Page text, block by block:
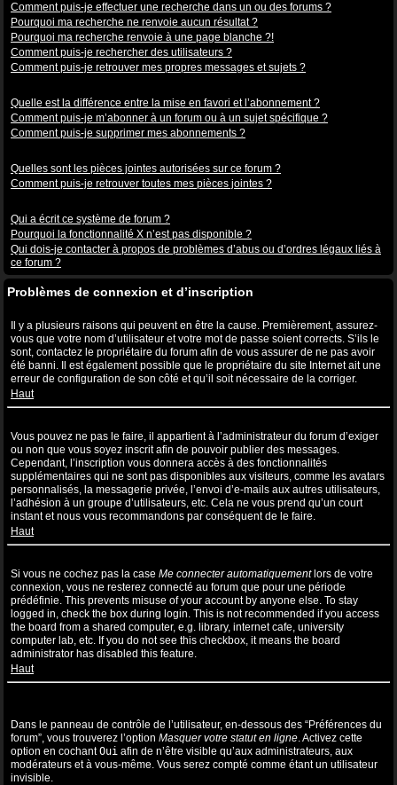
Comment puis-je effectuer une recherche dans un ou des forums ?
Pourquoi ma recherche ne renvoie aucun résultat ?
Pourquoi ma recherche renvoie à une page blanche ?!
Comment puis-je rechercher des utilisateurs ?
Comment puis-je retrouver mes propres messages et sujets ?
Quelle est la différence entre la mise en favori et l’abonnement ?
Comment puis-je m’abonner à un forum ou à un sujet spécifique ?
Comment puis-je supprimer mes abonnements ?
Quelles sont les pièces jointes autorisées sur ce forum ?
Comment puis-je retrouver toutes mes pièces jointes ?
Qui a écrit ce système de forum ?
Pourquoi la fonctionnalité X n’est pas disponible ?
Qui dois-je contacter à propos de problèmes d’abus ou d’ordres légaux liés à
ce forum ?
Problèmes de connexion et d’inscription
Il y a plusieurs raisons qui peuvent en être la cause. Premièrement, assurez-
vous que votre nom d’utilisateur et votre mot de passe soient corrects. S’ils le
sont, contactez le propriétaire du forum afin de vous assurer de ne pas avoir
été banni. Il est également possible que le propriétaire du site Internet ait une
erreur de configuration de son côté et qu’il soit nécessaire de la corriger.
Haut
Vous pouvez ne pas le faire, il appartient à l’administrateur du forum d’exiger
ou non que vous soyez inscrit afin de pouvoir publier des messages.
Cependant, l’inscription vous donnera accès à des fonctionnalités
supplémentaires qui ne sont pas disponibles aux visiteurs, comme les avatars
personnalisés, la messagerie privée, l’envoi d’e-mails aux autres utilisateurs,
l’adhésion à un groupe d’utilisateurs, etc. Cela ne vous prend qu’un court
instant et nous vous recommandons par conséquent de le faire.
Haut
Si vous ne cochez pas la case Me connecter automatiquementlors de votre
connexion, vous ne resterez connecté au forum que pour une période
prédéfinie. This prevents misuse of your account by anyone else. To stay
logged in, check the box during login. This is not recommended if you access
the board from a shared computer, e.g. library, internet cafe, university
computer lab, etc. If you do not see this checkbox, it means the board
administrator has disabled this feature.
Haut
Dans le panneau de contrôle de l’utilisateur, en-dessous des “Préférences du
forum”, vous trouverez l’option Masquer votre statut en ligne. Activez cette
option en cochantOui afin de n’être visible qu’aux administrateurs, aux
modérateurs et à vous-même. Vous serez compté comme étant un utilisateur
invisible.